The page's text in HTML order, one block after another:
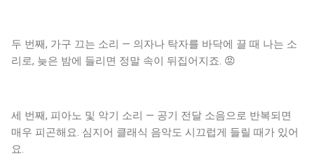
두 번째, 가구 끄는 소리 — 의자나 탁자를 바닥에 끌 때 나는 소
리로, 늦은 밤에 들리면 정말 속이 뒤집어지죠. 😡
세 번째, 피아노 및 악기 소리 — 공기 전달 소음으로 반복되면
매우 피곤해요. 심지어 클래식 음악도 시끄럽게 들릴 때가 있어
요.